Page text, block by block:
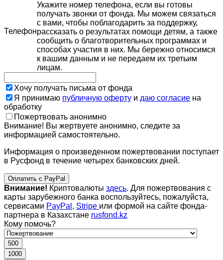
Телефон
Укажите номер телефона, если вы готовы
получать звонки от фонда. Мы можем связаться
с вами, чтобы поблагодарить за поддержку,
рассказать о результатах помощи детям, а также
сообщить о благотворительных программах и
способах участия в них. Мы бережно относимся
к вашим данным и не передаем их третьим
лицам.
Хочу получать письма от фонда
Я принимаю публичную оферту и даю согласие на
обработку
Пожертвовать анонимно
Внимание! Вы жертвуете анонимно, следите за
информацией самостоятельно.
Информация о произведенном пожертвовании поступает
в Русфонд в течение четырех банковских дней.
Оплатить с PayPal
Внимание! Криптовалюты здесь. Для пожертвования с
карты зарубежного банка воспользуйтесь, пожалуйста,
сервисами PayPal , Stripe или формой на сайте фонда-
партнера в Казахстане rusfond.kz
Кому помочь?
500
1000